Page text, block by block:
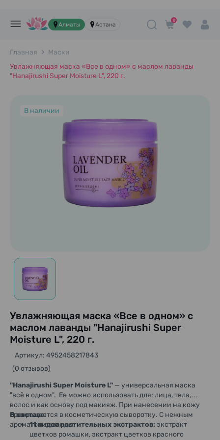
Алматы Астана
0
Главная
Маски
Увлажняющая маска «Все в одном» с маслом лаванды
"Hanajirushi Super Moisture L", 220 г.
В наличии
Увлажняющая маска «Все в одном» с
маслом лаванды "Hanajirushi Super
Moisture L", 220 г.
(0 отзывов)
Артикул: 4952458217843
"Hanajirushi Super Moisture L" — универсальная маска
"всё в одном". Ее можно использовать для: лица, тела,
волос и как основу под макияж. При нанесении на кожу
превращается в косметическую сыворотку. С нежным
ароматом лаванды.
В составе:
11 видов растительных экстрактов: экстракт
цветков ромашки, экстракт цветков красного